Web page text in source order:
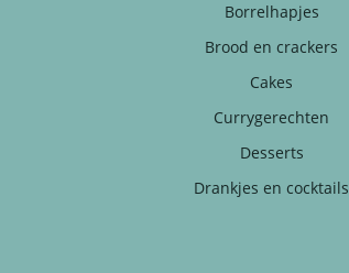
Borrelhapjes
Brood en crackers
Cakes
Currygerechten
Desserts
Drankjes en cocktails